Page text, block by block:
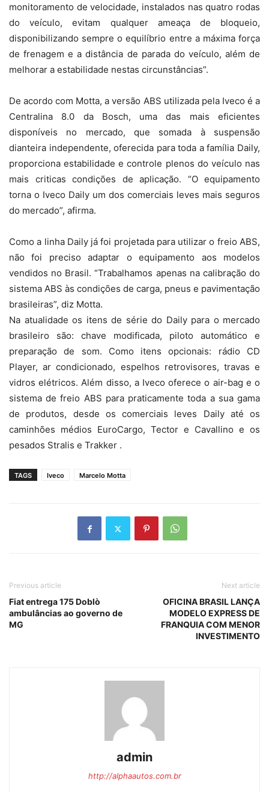
monitoramento de velocidade, instalados nas quatro rodas
do veículo, evitam qualquer ameaça de bloqueio,
disponibilizando sempre o equilíbrio entre a máxima força
de frenagem e a distância de parada do veículo, além de
melhorar a estabilidade nestas circunstâncias”.
De acordo com Motta, a versão ABS utilizada pela Iveco é a
Centralina 8.0 da Bosch, uma das mais eficientes
disponíveis no mercado, que somada à suspensão
dianteira independente, oferecida para toda a família Daily,
proporciona estabilidade e controle plenos do veículo nas
mais criticas condições de aplicação. “O equipamento
torna o Iveco Daily um dos comerciais leves mais seguros
do mercado”, afirma.
Como a linha Daily já foi projetada para utilizar o freio ABS,
não foi preciso adaptar o equipamento aos modelos
vendidos no Brasil. “Trabalhamos apenas na calibração do
sistema ABS às condições de carga, pneus e pavimentação
brasileiras”, diz Motta.
Na atualidade os itens de série do Daily para o mercado
brasileiro são: chave modificada, piloto automático e
preparação de som. Como itens opcionais: rádio CD
Player, ar condicionado, espelhos retrovisores, travas e
vidros elétricos. Além disso, a Iveco oferece o air-bag e o
sistema de freio ABS para praticamente toda a sua gama
de produtos, desde os comerciais leves Daily até os
caminhões médios EuroCargo, Tector e Cavallino e os
pesados Stralis e Trakker .
TAGS Iveco Marcelo Motta
Previous article
Fiat entrega 175 Doblò
ambulâncias ao governo de
MG
Next article
OFICINA BRASIL LANÇA
MODELO EXPRESS DE
FRANQUIA COM MENOR
INVESTIMENTO
admin
http://alphaautos.com.br